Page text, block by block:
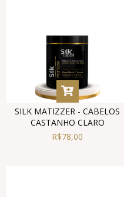
SILK MATIZZER - CABELOS
CASTANHO CLARO
R$78,00